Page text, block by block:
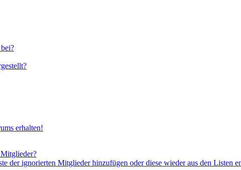
erhalten!
der ignorierten Mitglieder hinzufügen oder diese wieder aus den Listen